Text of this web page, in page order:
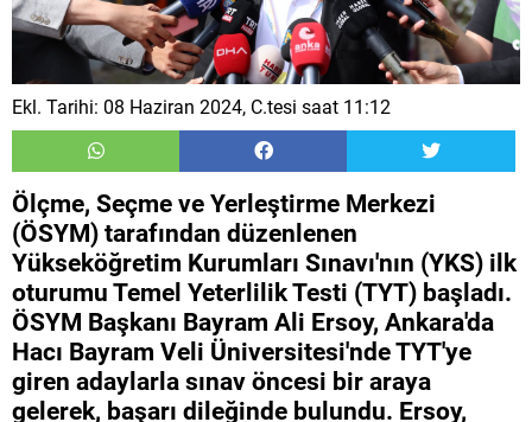
Ekl. Tarihi: 08 Haziran 2024, C.tesi saat 11:12
Ölçme, Seçme ve Yerleştirme Merkezi
(ÖSYM) tarafından düzenlenen
Yükseköğretim Kurumları Sınavı'nın (YKS) ilk
oturumu Temel Yeterlilik Testi (TYT) başladı.
ÖSYM Başkanı Bayram Ali Ersoy, Ankara'da
Hacı Bayram Veli Üniversitesi'nde TYT'ye
giren adaylarla sınav öncesi bir araya
gelerek, başarı dileğinde bulundu. Ersoy,